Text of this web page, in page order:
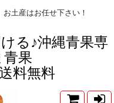
土産はお任せ下さい！
る♪沖縄青果専
青果
料無料